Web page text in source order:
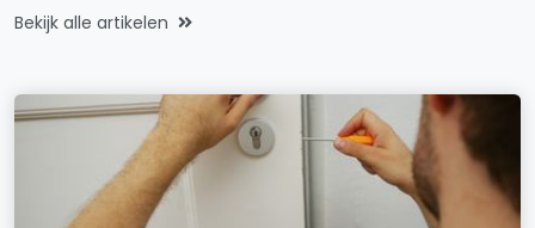
Huibeven
Ind.terrein Loven
Jeruzalem
Bekijk alle artikelen